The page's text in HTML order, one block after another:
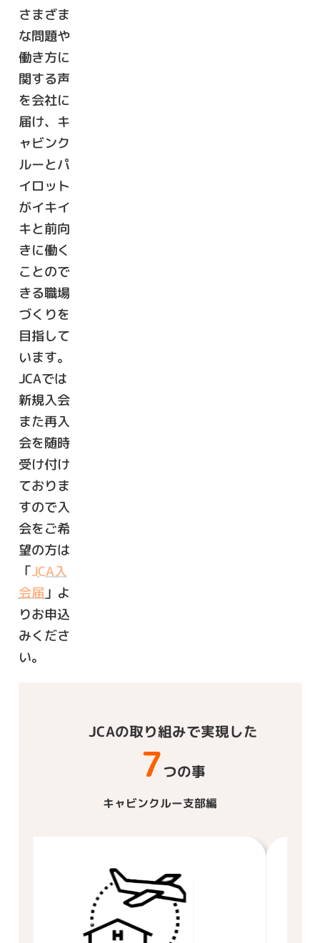
さまざま
な問題や
働き方に
関する声
を会社に
届け、キ
ャビンク
ルーとパ
イロット
がイキイ
キと前向
きに働く
ことので
きる職場
づくりを
目指して
います。
JCAでは
新規入会
また再入
会を随時
受け付け
ておりま
すので入
会をご希
望の方は
「JCA入
会届 」よ
りお申込
みくださ
い。
JCAの取り組みで実現した
7つの事
キャビンクルー支部編